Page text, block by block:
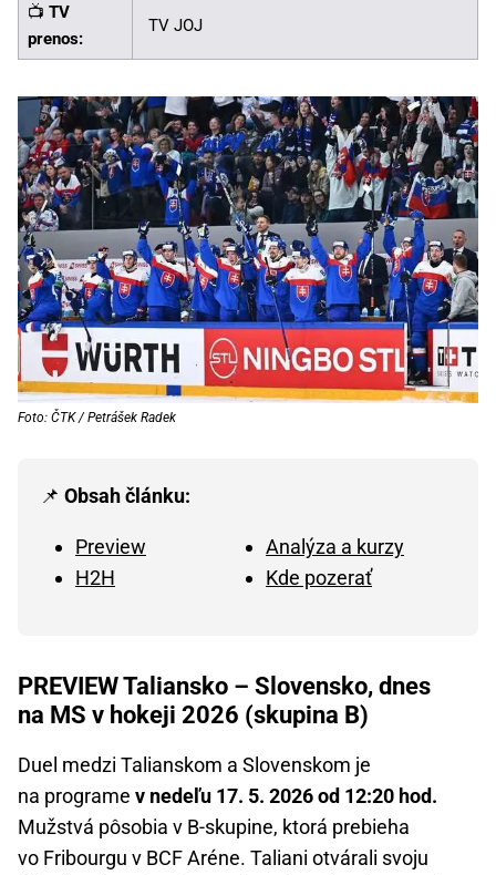
📺 TV
prenos:
TV JOJ
Foto: ČTK / Petrášek Radek
📌 Obsah článku:
Preview
Analýza a kurzy
H2H
Kde pozerať
PREVIEW Taliansko – Slovensko, dnes
na MS v hokeji 2026 (skupina B)
Duel medzi Talianskom a Slovenskom je
na programe v nedeľu 17. 5. 2026 od 12:20 hod.
Mužstvá pôsobia v B-skupine, ktorá prebieha
vo Fribourgu v BCF Aréne. Taliani otvárali svoju